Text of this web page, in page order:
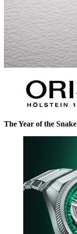
The Year of the Snake